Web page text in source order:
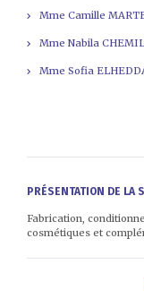
Mme Camille
Mme Nabila
Mme Sofia
PRÉSENTATION DE LA
Fabrication,
cosmétiques et